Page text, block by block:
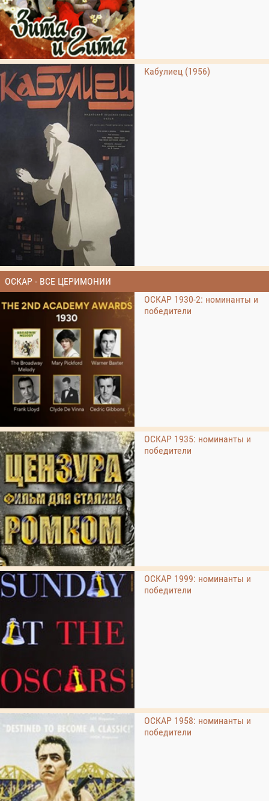
Кабулиец (1956)
ОСКАР - ВСЕ ЦЕРИМОНИИ
ОСКАР 1930-2: номинанты и
победители
ОСКАР 1935: номинанты и
победители
ОСКАР 1999: номинанты и
победители
ОСКАР 1958: номинанты и
победители